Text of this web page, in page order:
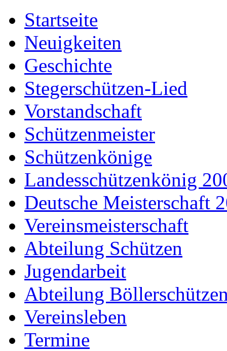
Startseite
Neuigkeiten
Geschichte
Stegerschützen-Lied
Vorstandschaft
Schützenmeister
Schützenkönige
Landesschützenkönig
Deutsche Meisterschaft
Vereinsmeisterschaft
Abteilung Schützen
Jugendarbeit
Abteilung
Vereinsleben
Termine